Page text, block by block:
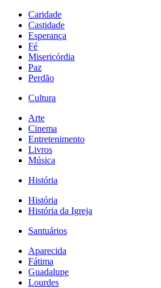
Caridade
Castidade
Esperança
Fé
Misericórdia
Paz
Perdão
Cultura
Arte
Cinema
Entretenimento
Livros
Música
História
História
História da Igreja
Santuários
Aparecida
Fátima
Guadalupe
Lourdes